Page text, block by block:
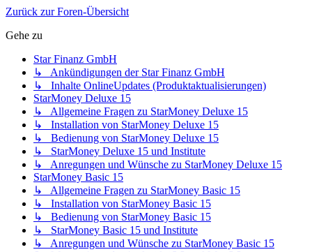
Zurück zur Foren-Übersicht
Gehe zu
Star Finanz GmbH
↳ Ankündigungen der Star Finanz GmbH
↳ Inhalte OnlineUpdates (Produktaktualisierungen)
StarMoney Deluxe 15
↳ Allgemeine Fragen zu StarMoney Deluxe 15
↳ Installation von StarMoney Deluxe 15
↳ Bedienung von StarMoney Deluxe 15
↳ StarMoney Deluxe 15 und Institute
↳ Anregungen und Wünsche zu StarMoney Deluxe 15
StarMoney Basic 15
↳ Allgemeine Fragen zu StarMoney Basic 15
↳ Installation von StarMoney Basic 15
↳ Bedienung von StarMoney Basic 15
↳ StarMoney Basic 15 und Institute
↳ Anregungen und Wünsche zu StarMoney Basic 15